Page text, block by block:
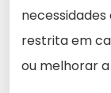
restrita em
ou melhorar a